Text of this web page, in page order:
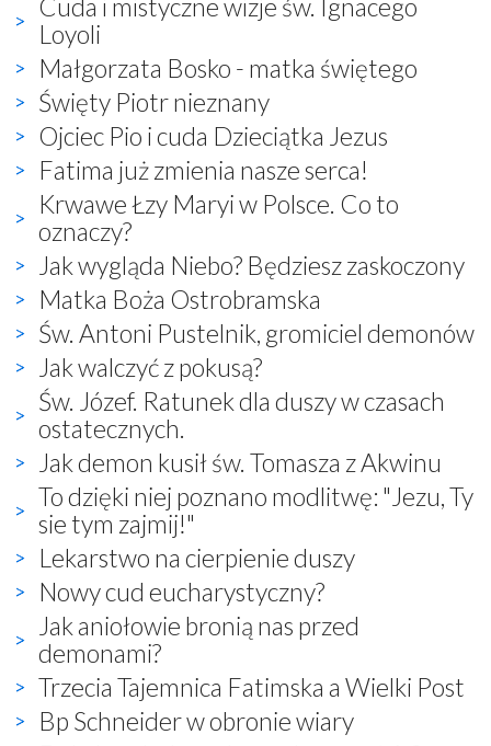
Cuda i mistyczne wizje św. Ignacego
Loyoli
Małgorzata Bosko - matka świętego
Święty Piotr nieznany
Ojciec Pio i cuda Dzieciątka Jezus
Fatima już zmienia nasze serca!
Krwawe Łzy Maryi w Polsce. Co to
oznaczy?
Jak wygląda Niebo? Będziesz zaskoczony
Matka Boża Ostrobramska
Św. Antoni Pustelnik, gromiciel demonów
Jak walczyć z pokusą?
Św. Józef. Ratunek dla duszy w czasach
ostatecznych.
Jak demon kusił św. Tomasza z Akwinu
To dzięki niej poznano modlitwę: "Jezu, Ty
sie tym zajmij!"
Lekarstwo na cierpienie duszy
Nowy cud eucharystyczny?
Jak aniołowie bronią nas przed
demonami?
Trzecia Tajemnica Fatimska a Wielki Post
Bp Schneider w obronie wiary